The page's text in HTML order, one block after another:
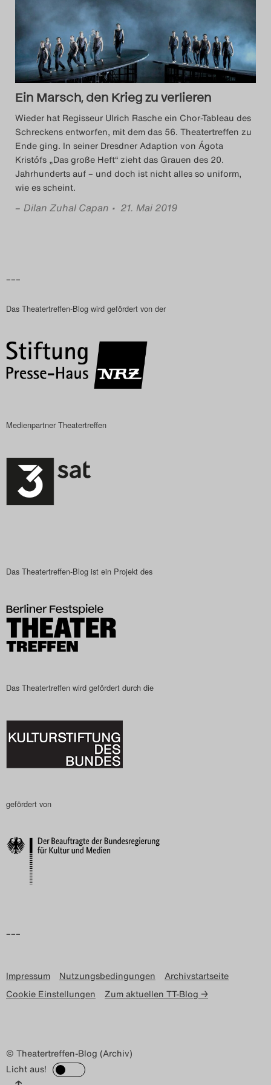
Das Theatertreffen-Blog
2014
Das Theatertreffen-Blog
2015
Das Theatertreffen-Blog
2016
Das Theatertreffen-Blog
2017
2018 Alumni
Das Theatertreffen-Blog
2019
Das Theatertreffen-Blog
Das Theatertreffen-Blog
Das Theatertreffen-Blog
2023
Das Theatertreffen-Blog
2024
2025
Das Theatertreffen-Blog
Archiv
Impressum
Nutzungsbedingungen
Search
Ein Marsch, den Krieg zu verlieren
Wieder hat Regisseur Ulrich Rasche ein Chor-Tableau des
Schreckens entworfen, mit dem das 56. Theatertreffen zu
Ende ging. In seiner Dresdner Adaption von Ágota
Kristófs „Das große Heft“ zieht das Grauen des 20.
Jahrhunderts auf – und doch ist nicht alles so uniform,
wie es scheint.
– Dilan Zuhal Capan • 21. Mai 2019
–––
Das Theatertreffen-Blog wird gefördert von der
Medienpartner Theatertreffen
Das Theatertreffen-Blog ist ein Projekt des
Das Theatertreffen wird gefördert durch die
gefördert von
–––
Impressum Nutzungsbedingungen
Archivstartseite
Cookie Einstellungen
Zum aktuellen TT-Blog →
© Theatertreffen-Blog (Archiv)
Licht aus!